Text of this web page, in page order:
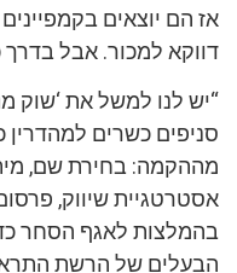
אז הם יוצאים
דווקא למכור. אבל בדרך
“יש לנו למשל את ‘שוק
סניפים כשרים למהדרין
מההקמה: בחירת שם,
אסטרטגיית שיווק,
בהמלצות לאגף הסחר
הבעלים של הרשת